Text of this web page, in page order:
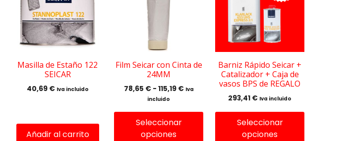
Masilla de Estaño 122
SEICAR
40,69 € Iva incluido
Añadir al carrito
Film Seicar con Cinta de
24MM
78,65 € - 115,19 €Rango
Iva
incluido
Seleccionar
opciones
múltiples
variantes.
opciones
pueden
página
producto
Barniz Rápido Seicar +
Catalizador + Caja de
vasos BPS de REGALO
293,41 € Iva incluido
Seleccionar
opciones
variantes.
opciones
se
pueden
elegir
en
página
producto